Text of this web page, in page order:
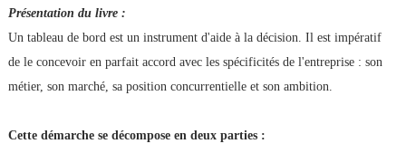
Présentation du livre :
Un tableau de bord est un instrument d'aide à la décision. Il est impératif
de le concevoir en parfait accord avec les spécificités de l'entreprise : son
métier, son marché, sa position concurrentielle et son ambition.
Cette démarche se décompose en deux parties :